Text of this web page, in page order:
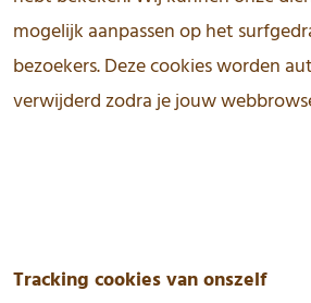
mogelijk aanpassen op het
bezoekers. Deze cookies worden
verwijderd zodra je jouw
Tracking cookies van onszelf